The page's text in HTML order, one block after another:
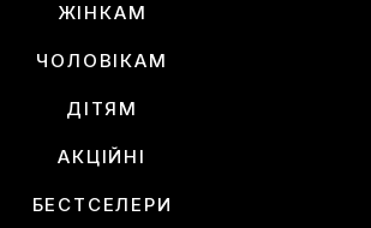
ЖІНКАМ
ЧОЛОВІКАМ
ДІТЯМ
АКЦІЙНІ
БЕСТСЕЛЕРИ